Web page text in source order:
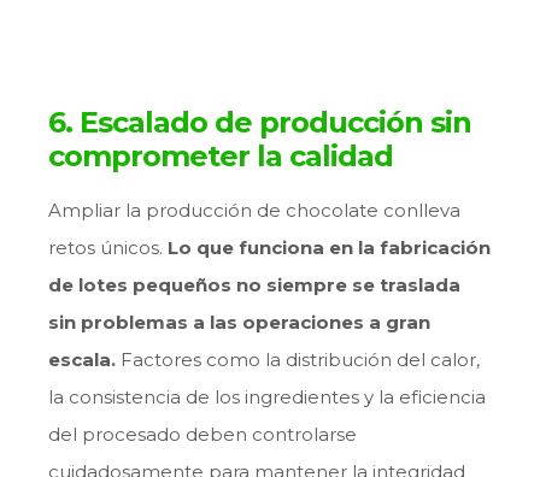
6. Escalado de producción sin
comprometer la calidad
Ampliar la producción de chocolate conlleva
retos únicos. Lo que funciona en la fabricación
de lotes pequeños no siempre se traslada
sin problemas a las operaciones a gran
escala. Factores como la distribución del calor,
la consistencia de los ingredientes y la eficiencia
del procesado deben controlarse
cuidadosamente para mantener la integridad